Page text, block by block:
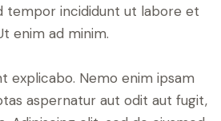
tempor incididunt ut labore et
enim ad minim.
explicabo. Nemo enim ipsam
aspernatur aut odit aut fugit,